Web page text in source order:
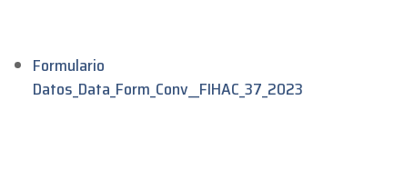
Formulario
Datos_Data_Form_Conv__FIHAC_37_2023